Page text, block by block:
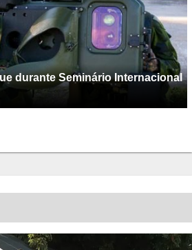
durante Seminário Internacional